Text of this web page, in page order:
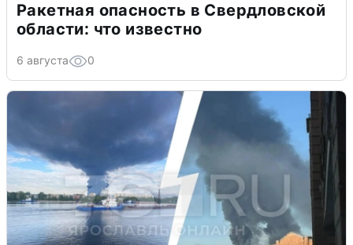
Ракетная опасность в Свердловской
области: что известно
6 августа 0